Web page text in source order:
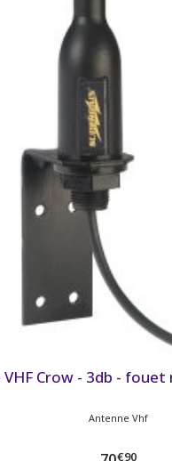
Crow - 3db -
Antenne Vhf
€90